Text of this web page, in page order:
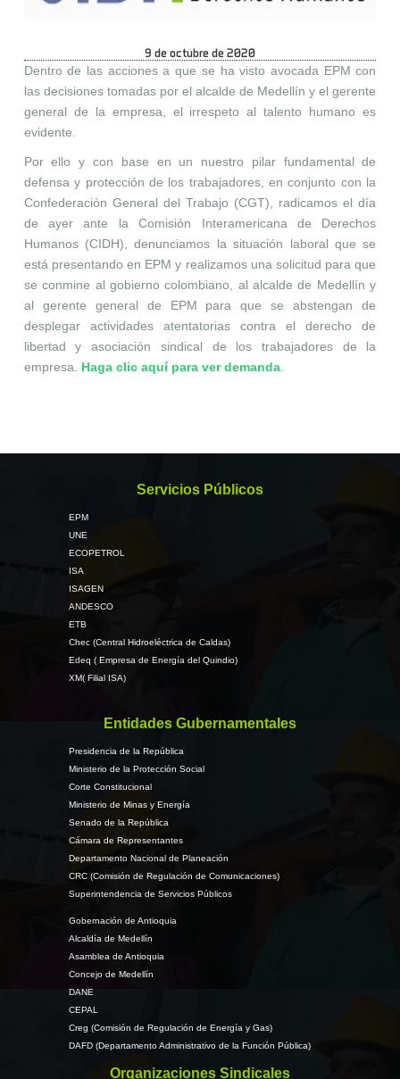
9 de octubre de 2020
Dentro de las acciones a que se ha visto avocada EPM con
las decisiones tomadas por el alcalde de Medellín y el gerente
general de la empresa, el irrespeto al talento humano es
evidente.
Por ello y con base en un nuestro pilar fundamental de
defensa y protección de los trabajadores, en conjunto con la
Confederación General del Trabajo (CGT), radicamos el día
de ayer ante la Comisión Interamericana de Derechos
Humanos (CIDH), denunciamos la situación laboral que se
está presentando en EPM y realizamos una solicitud para que
se conmine al gobierno colombiano, al alcalde de Medellín y
al gerente general de EPM para que se abstengan de
desplegar actividades atentatorias contra el derecho de
libertad y asociación sindical de los trabajadores de la
empresa. Haga clic aquí para ver demanda.
Servicios Públicos
EPM
UNE
ECOPETROL
ISA
ISAGEN
ANDESCO
ETB
Chec (Central Hidroeléctrica de Caldas)
Edeq ( Empresa de Energía del Quindio)
XM( Filial ISA)
Entidades Gubernamentales
Presidencia de la República
Ministerio de la Protección Social
Corte Constitucional
Ministerio de Minas y Energía
Senado de la República
Cámara de Representantes
Departamento Nacional de Planeación
CRC (Comisión de Regulación de Comunicaciones)
Superintendencia de Servicios Públicos
Gobernación de Antioquia
Alcaldía de Medellín
Asamblea de Antioquia
Concejo de Medellín
DANE
CEPAL
Creg (Comisión de Regulación de Energía y Gas)
DAFD (Departamento Administrativo de la Función Pública)
Organizaciones Sindicales